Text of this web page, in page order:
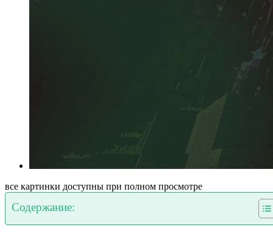
все картинки доступны при полном просмотре
Содержание: